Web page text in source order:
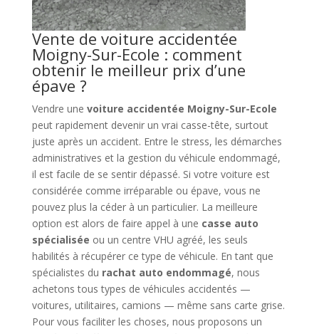
Vente de voiture accidentée
Moigny-Sur-Ecole : comment
obtenir le meilleur prix d’une
épave ?
Vendre une voiture accidentée Moigny-Sur-Ecole
peut rapidement devenir un vrai casse-tête, surtout
juste après un accident. Entre le stress, les démarches
administratives et la gestion du véhicule endommagé,
il est facile de se sentir dépassé. Si votre voiture est
considérée comme irréparable ou épave, vous ne
pouvez plus la céder à un particulier. La meilleure
option est alors de faire appel à une casse auto
spécialisée ou un centre VHU agréé, les seuls
habilités à récupérer ce type de véhicule. En tant que
spécialistes du rachat auto endommagé, nous
achetons tous types de véhicules accidentés —
voitures, utilitaires, camions — même sans carte grise.
Pour vous faciliter les choses, nous proposons un